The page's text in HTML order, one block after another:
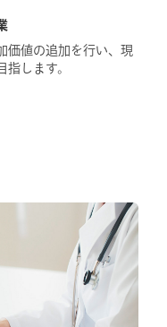
総会に出展
価値の追加を行い、現
します。